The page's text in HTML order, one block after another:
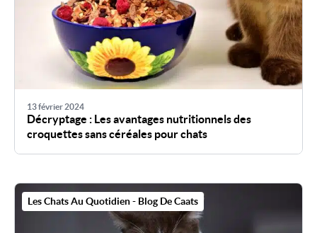
13 février 2024
Décryptage : Les avantages nutritionnels des
croquettes sans céréales pour chats
Les Chats Au Quotidien - Blog De Caats